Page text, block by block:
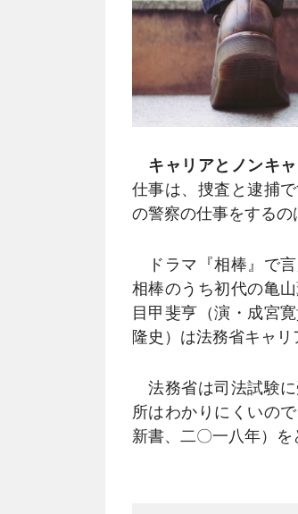
キャリアとノンキ
仕事は、捜査と逮捕
の警察の仕事をするの
ドラマ『相棒』で言
相棒のうち初代の亀
目甲斐亨（演・成宮
隆史）は法務省キャリ
法務省は司法試験に
所はわかりにくいの
新書、二〇一八年）を